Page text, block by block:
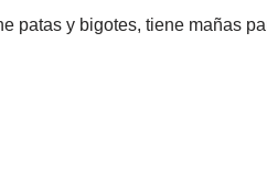
patas y bigotes, tiene mañas